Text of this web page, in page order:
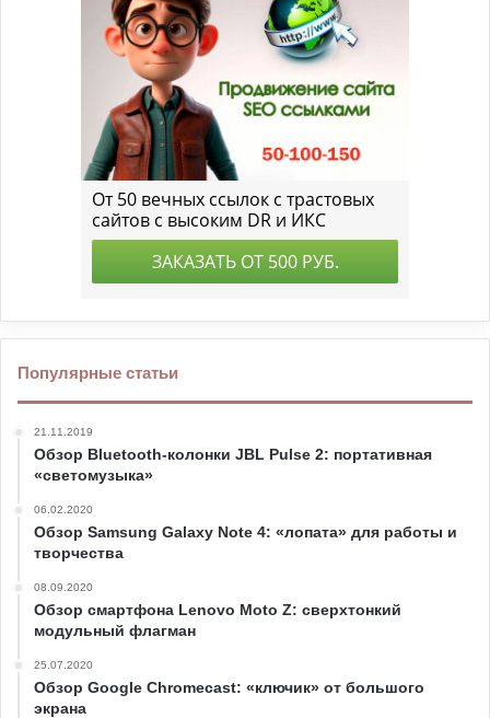
Популярные статьи
21.11.2019
Обзор Bluetooth-колонки JBL Pulse 2: портативная
«светомузыка»
06.02.2020
Обзор Samsung Galaxy Note 4: «лопата» для работы и
творчества
08.09.2020
Обзор смартфона Lenovo Moto Z: сверхтонкий
модульный флагман
25.07.2020
Обзор Google Chromecast: «ключик» от большого
экрана